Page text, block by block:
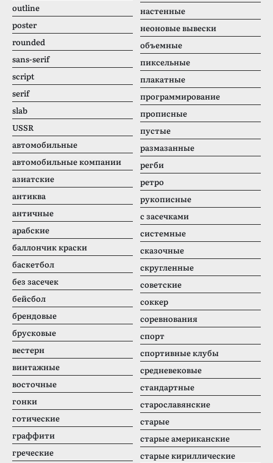
outline
poster
rounded
sans-serif
script
serif
slab
USSR
автомобильные
автомобильные компании
азиатские
антиква
античные
арабские
баллончик краски
баскетбол
без засечек
бейсбол
брендовые
брусковые
вестерн
винтажные
восточные
гонки
готические
граффити
греческие
настенные
неоновые вывески
объемные
пиксельные
плакатные
программирование
прописные
пустые
размазанные
регби
ретро
рукописные
с засечками
системные
сказочные
скругленные
советские
соккер
соревнования
спорт
спортивные клубы
средневековые
стандартные
старославянские
старые
старые американские
старые кириллические